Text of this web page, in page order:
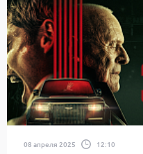
08 апреля 2025 12:10